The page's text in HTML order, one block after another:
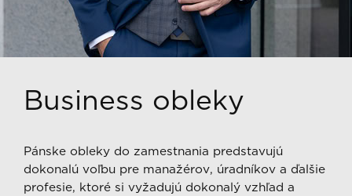
Business obleky
Pánske obleky do zamestnania predstavujú
dokonalú voľbu pre manažérov, úradníkov a ďalšie
profesie, ktoré si vyžadujú dokonalý vzhľad a